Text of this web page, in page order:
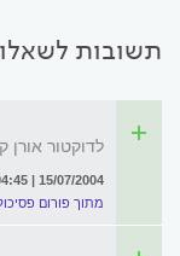
תשובות
לדוקטור אורן
15/07/2004 | 04:45 | מאת: דוד
מתוך פורום